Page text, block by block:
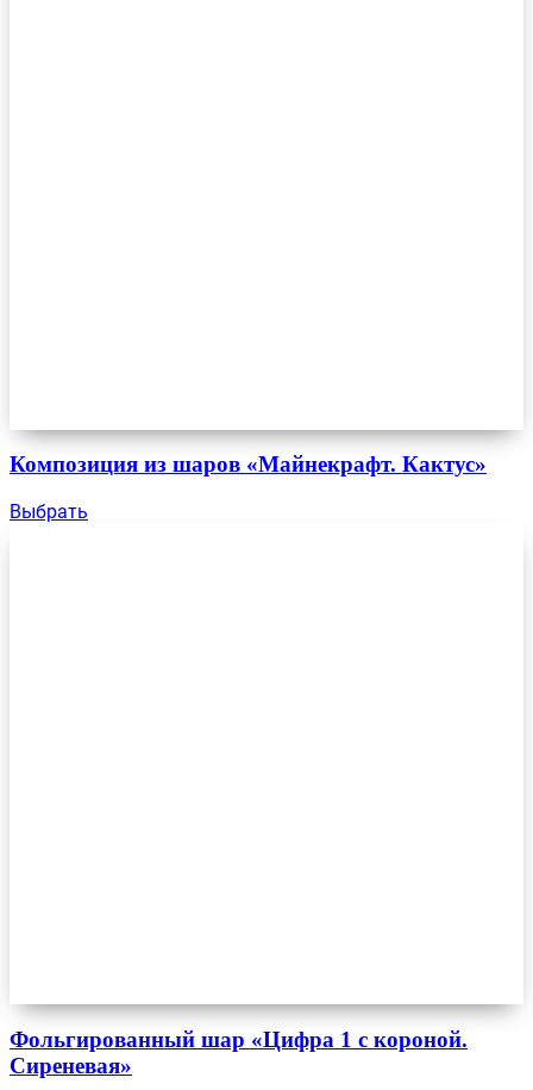
Композиция из шаров «Майнекрафт. Кактус»
Выбрать
Фольгированный шар «Цифра 1 с короной.
Сиреневая»